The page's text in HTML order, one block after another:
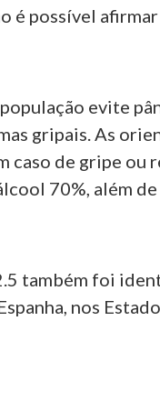
é possível afirmar
evite
gripais. As
caso de gripe ou
70%, além
também foi
nos